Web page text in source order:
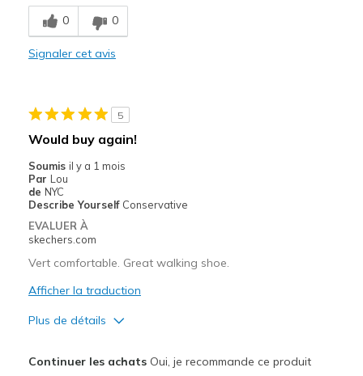
Les meilleures utilisations
Casual Wear
Going Out
View On Shoes
0 0
Signaler cet avis
5
Would buy again!
Soumis il y a 1 mois
Par Lou
de NYC
Describe Yourself Conservative
EVALUER À
skechers.com
Vert comfortable. Great walking shoe.
Afficher la traduction
Plus de détails
Continuer les achatsOui, je recommande ce produit